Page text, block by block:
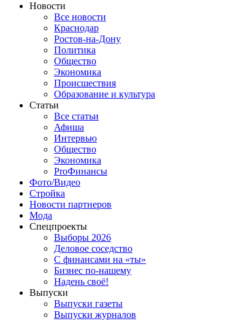
Новости
Все новости
Краснодар
Ростов-на-Дону
Политика
Общество
Экономика
Происшествия
Образование и культура
Статьи
Все статьи
Афиша
Интервью
Общество
Экономика
ProФинансы
Фото/Видео
Стройка
Новости партнеров
Мода
Спецпроекты
Выборы 2026
Деловое соседство
С финансами на «ты»
Бизнес по-нашему
Надень своё!
Выпуски
Выпуски газеты
Выпуски журналов